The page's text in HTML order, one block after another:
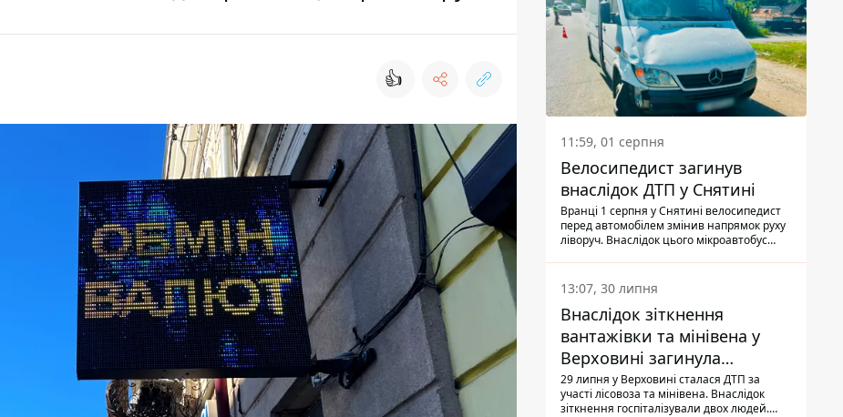
👍
11:59, 01 серпня
Велосипедист загинув
внаслідок ДТП у Снятині
Вранці 1 серпня у Снятині велосипедист
перед автомобілем змінив напрямок руху
ліворуч. Внаслідок цього мікроавтобус
13:07, 30 липня
Внаслідок зіткнення
вантажівки та мінівена у
Верховині загинула
пасажирка, водійка - у
лікарні
29 липня у Верховині сталася ДТП за
участі лісовоза та мінівена. Внаслідок
зіткнення госпіталізували двох людей.